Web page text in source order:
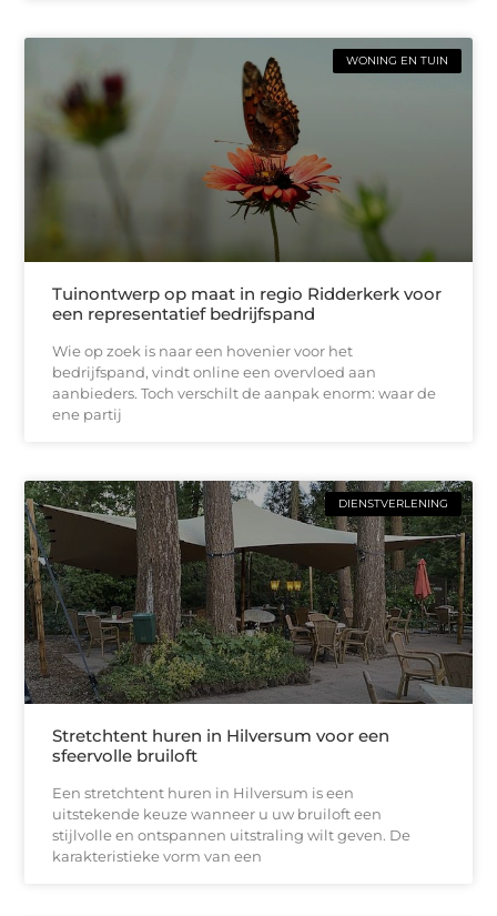
WONING EN TUIN
Tuinontwerp op maat in regio Ridderkerk voor
een representatief bedrijfspand
Wie op zoek is naar een hovenier voor het
bedrijfspand, vindt online een overvloed aan
aanbieders. Toch verschilt de aanpak enorm: waar de
ene partij
DIENSTVERLENING
Stretchtent huren in Hilversum voor een
sfeervolle bruiloft
Een stretchtent huren in Hilversum is een
uitstekende keuze wanneer u uw bruiloft een
stijlvolle en ontspannen uitstraling wilt geven. De
karakteristieke vorm van een